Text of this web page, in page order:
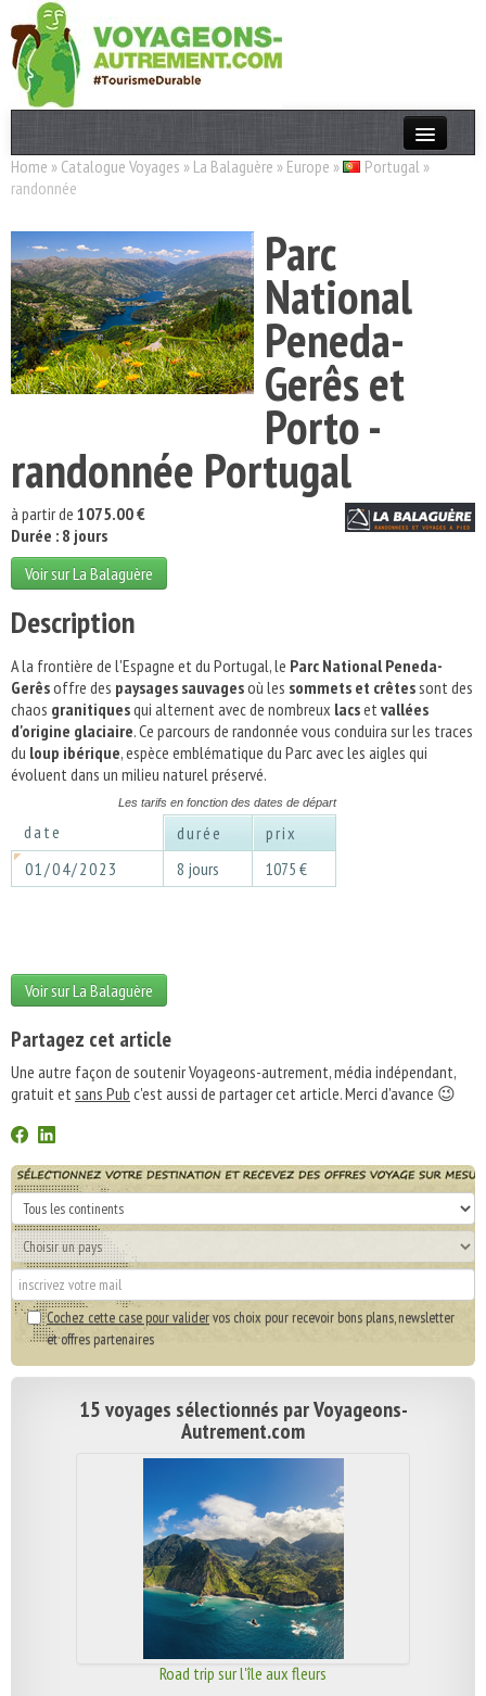
Actualités
Destinations
Acteurs
Thèmes
Home » Catalogue Voyages » La Balaguère » Europe » Portugal »
randonnée
Parc
National
Peneda-
Gerês et
Porto -
randonnée Portugal
à partir de 1075.00 €
Durée : 8 jours
Voir sur La Balaguère
Description
A la frontière de l'Espagne et du Portugal, le Parc National Peneda-
Gerêsoffre des paysages sauvagesoù les sommets et crêtessont des
chaos granitiquesqui alternent avec de nombreux lacsetvallées
d'origine glaciaire. Ce parcours de randonnée vous conduira sur les traces
du loup ibérique, espèce emblématique du Parc avec les aigles qui
évoluent dans un milieu naturel préservé.
Les tarifs en fonction des dates de départ
date durée
prix
01/04/2023
8 jours 1075 €
Voir sur La Balaguère
Partagez cet article
Une autre façon de soutenir Voyageons-autrement, média indépendant,
gratuit etsans Pub c'est aussi de partager cet article. Merci d'avance 😉
Cochez cette case pour validervos choix pour recevoir bons plans, newsletter
et offres partenaires
15 voyages sélectionnés par Voyageons-
Autrement.com
Road trip sur l'île aux fleurs